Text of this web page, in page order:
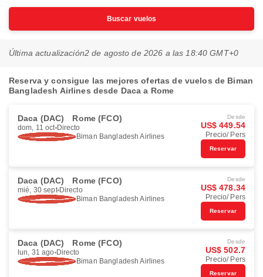
Buscar vuelos
Última actualización2 de agosto de 2026 a las 18:40 GMT+0
Reserva y consigue las mejores ofertas de vuelos de Biman
Bangladesh Airlines desde Daca a Rome
Daca (DAC) Rome (FCO)
dom, 11 oct Directo
Biman Bangladesh Airlines
Desde
US$ 449.54
Precio/ Pers
Reservar
Daca (DAC) Rome (FCO)
mié, 30 sept Directo
Biman Bangladesh Airlines
Desde
US$ 478.34
Precio/ Pers
Reservar
Daca (DAC) Rome (FCO)
lun, 31 ago Directo
Biman Bangladesh Airlines
Desde
US$ 502.7
Precio/ Pers
Reservar